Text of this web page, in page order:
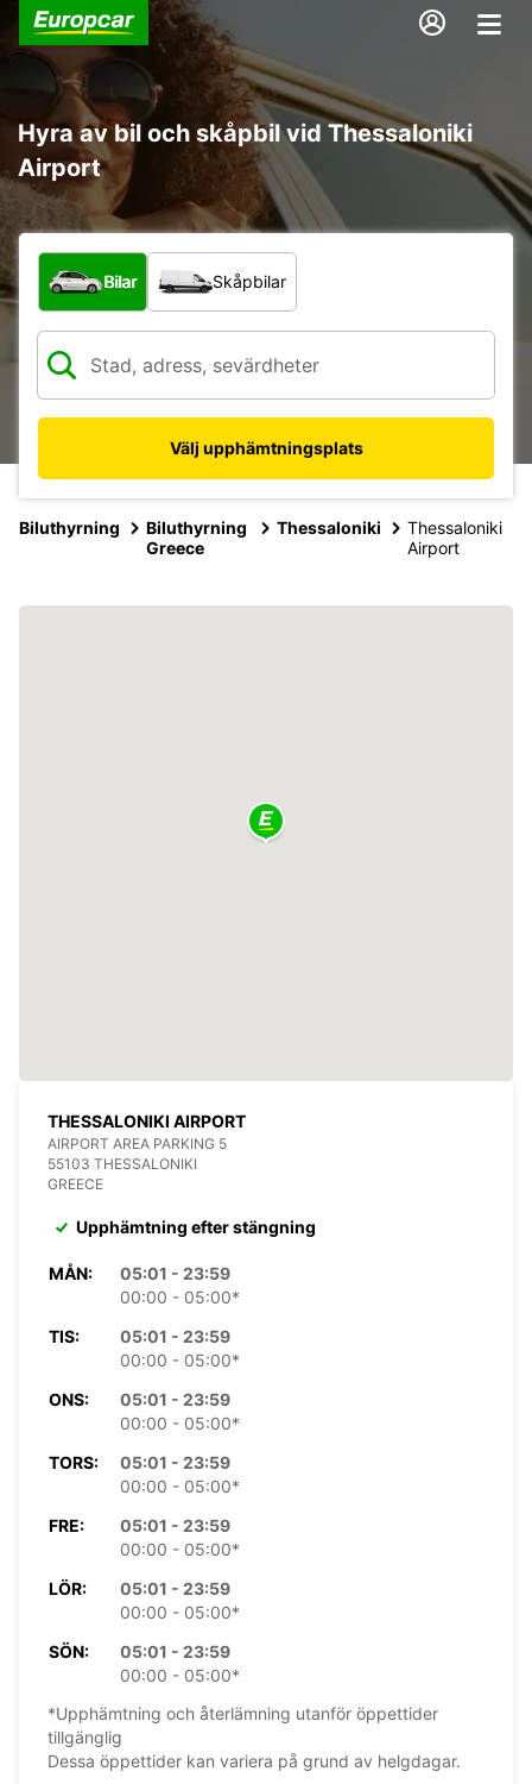
Hyra av bil och skåpbil vid Thessaloniki
Airport
Vilken typ av fordon?
Bilar Skåpbilar
Välj upphämtningsplats
Biluthyrning
Biluthyrning
Greece
Thessaloniki
Thessaloniki
Airport
THESSALONIKI AIRPORT
AIRPORT AREA PARKING 5
55103 THESSALONIKI
GREECE
Upphämtning efter stängning
MÅN:
05:01 - 23:59
00:00 - 05:00*
TIS:
05:01 - 23:59
00:00 - 05:00*
ONS:
05:01 - 23:59
00:00 - 05:00*
TORS:
05:01 - 23:59
00:00 - 05:00*
FRE:
05:01 - 23:59
00:00 - 05:00*
LÖR:
05:01 - 23:59
00:00 - 05:00*
SÖN:
05:01 - 23:59
00:00 - 05:00*
*Upphämtning och återlämning utanför öppettider
tillgänglig
Dessa öppettider kan variera på grund av helgdagar.